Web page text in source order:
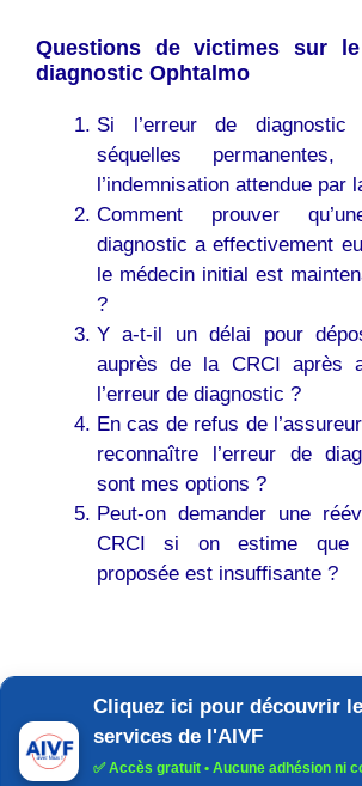
Questions de victimes sur
diagnostic Ophtalmo
Si l’erreur de
séquelles
l’indemnisation attendue par
Comment prouver
diagnostic a effectivement
le médecin initial est
?
Y a-t-il un délai pour
auprès de la CRCI après
l’erreur de diagnostic ?
En cas de refus de
reconnaître l’erreur de
sont mes options ?
Peut-on demander une
CRCI si on estime que
proposée est insuffisante ?
Cliquez ici pour découvrir
services de l'AIVF
✅Accès gratuit • Aucune adhésion ni